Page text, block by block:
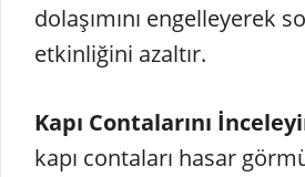
dolaşımını engelleyerek
etkinliğini azaltır.
Kapı Contalarını
kapı contaları hasar